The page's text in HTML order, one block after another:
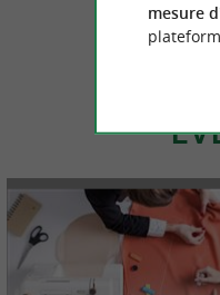
mesure